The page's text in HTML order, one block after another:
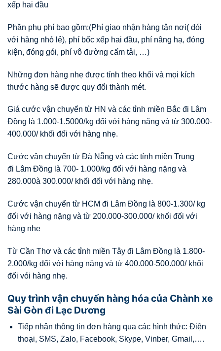
xếp hai đầu
Phần phụ phí bao gồm:(Phí giao nhận hàng tận nơi( đói
với hàng nhỏ lẻ), phí bốc xếp hai đầu, phí nâng hạ, đóng
kiện, đóng gói, phí vô đường cấm tải, …)
Những đơn hàng nhẹ được tính theo khối và mọi kích
thước hàng sẽ được quy đổi thành mét.
Giá cước vận chuyển từ HN và các tỉnh miền Bắc đi Lâm
Đồng là 1.000-1.5000/kg đối với hàng nặng và từ 300.000-
400.000/ khối đối với hàng nhẹ.
Cước vận chuyển từ Đà Nẵng và các tỉnh miền Trung
đi Lâm Đồng là 700- 1.000/kg đối với hàng nặng và
280.000à 300.000/ khối đối với hàng nhẹ.
Cước vận chuyển từ HCM đi Lâm Đồng là 800-1.300/ kg
đối với hàng nặng và từ 200.000-300.000/ khối đối với
hàng nhẹ
Từ Cần Thơ và các tỉnh miền Tây đi Lâm Đồng là 1.800-
2.000/kg đối với hàng nặng và từ 400.000-500.000/ khối
đối vói hàng nhẹ.
Quy trình vận chuyển hàng hóa của Chành xe
Sài Gòn đi Lạc Dương
Tiếp nhận thông tin đơn hàng qua các hình thức: Điện
thoại, SMS, Zalo, Facebook, Skype, Vinber, Gmail,….